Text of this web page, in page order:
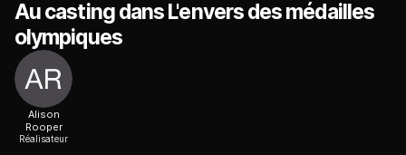
Au casting dans L'envers des médailles
olympiques
Alison
Rooper
Réalisateur